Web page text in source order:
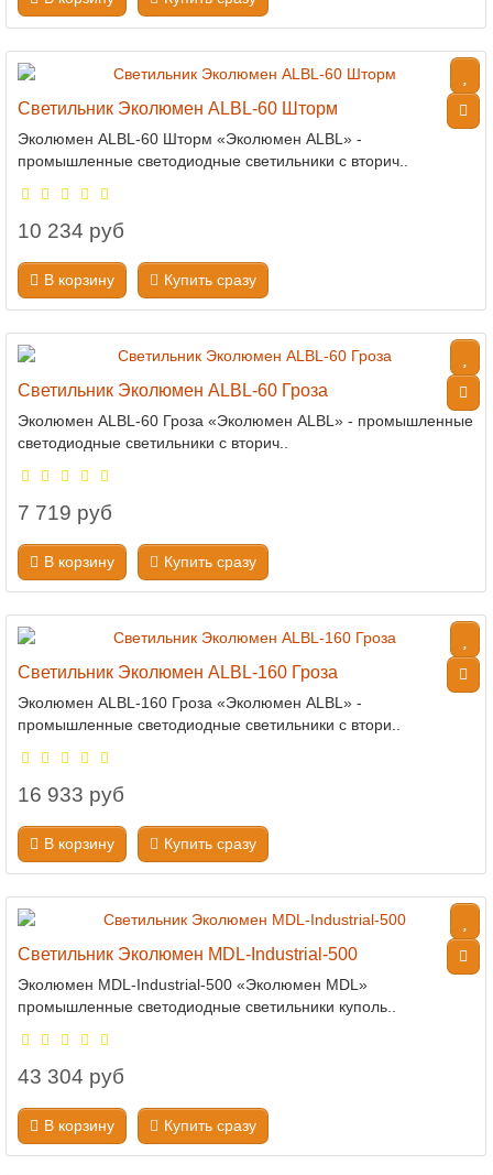
Светильник Эколюмен ALBL-60 Шторм
Эколюмен ALBL-60 Шторм «Эколюмен ALBL» -
промышленные светодиодные светильники с вторич..
10 234 руб
В корзину Купить сразу
Светильник Эколюмен ALBL-60 Гроза
Эколюмен ALBL-60 Гроза «Эколюмен ALBL» - промышленные
светодиодные светильники с вторич..
7 719 руб
В корзину Купить сразу
Светильник Эколюмен ALBL-160 Гроза
Эколюмен ALBL-160 Гроза «Эколюмен ALBL» -
промышленные светодиодные светильники с втори..
16 933 руб
В корзину Купить сразу
Светильник Эколюмен MDL-Industrial-500
Эколюмен MDL-Industrial-500 «Эколюмен MDL»
промышленные светодиодные светильники куполь..
43 304 руб
В корзину Купить сразу